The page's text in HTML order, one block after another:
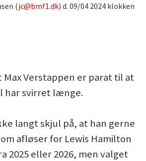
(jc@bmf1.dk) d. 09/04 2024 klokken
Max Verstappen er parat til at
har svirret længe.
langt skjul på, at han gerne
afløser for Lewis Hamilton
2025 eller 2026, men valget